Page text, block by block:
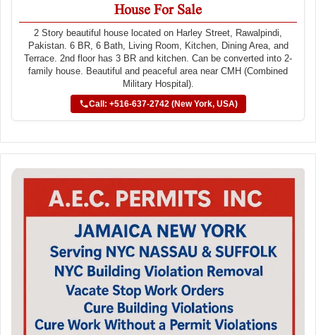
House For Sale
2 Story beautiful house located on Harley Street, Rawalpindi,
Pakistan. 6 BR, 6 Bath, Living Room, Kitchen, Dining Area, and
Terrace. 2nd floor has 3 BR and kitchen. Can be converted into 2-
family house. Beautiful and peaceful area near CMH (Combined
Military Hospital).
Call: +516-637-2742 (New York, USA)